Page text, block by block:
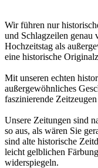
Wir führen nur
und Schlagzeilen genau
Hochzeitstag als
eine historische
Mit unseren echten
außergewöhnliches
faszinierende
Unsere Zeitungen sind
so aus, als wären Sie
sind alte historische
leicht gelblichen
widerspiegeln.